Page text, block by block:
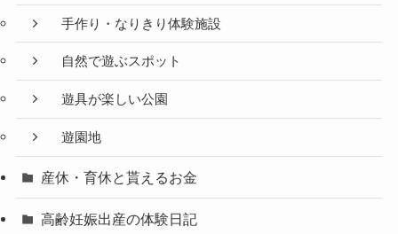
手作り・なりきり体験施設
自然で遊ぶスポット
遊具が楽しい公園
遊園地
産休・育休と貰えるお金
高齢妊娠出産の体験日記